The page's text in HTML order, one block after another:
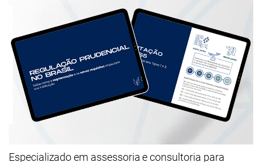
Especializado em assessoria e consultoria para